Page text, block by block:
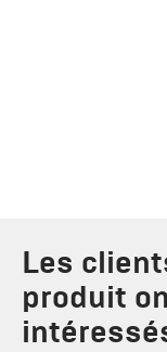
Les
produit